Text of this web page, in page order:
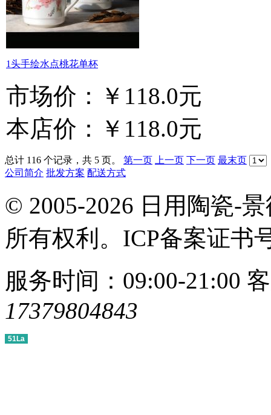
1头手绘水点桃花单杯
市场价：
￥118.0元
本店价：
￥118.0元
总计 116 个记录，共 5 页。 第一页 上一页 下一页 最末页
公司简介 批发方案 配送方式
© 2005-2026 日用陶瓷-
所有权利。ICP备案证书
服务时间：09:00-21:00
17379804843
51La